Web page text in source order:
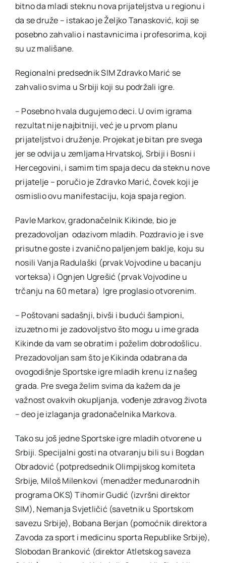
bitno da mladi steknu nova prijateljstva u regionu i
da se druže – istakao je Željko Tanasković, koji se
posebno zahvalio i nastavnicima i profesorima, koji
su uz mališane.
Regionalni predsednik SIM Zdravko Marić se
zahvalio svima u Srbiji koji su podržali igre.
– Posebno hvala dugujemo deci. U ovim igrama
rezultat nije najbitniji, već je u prvom planu
prijateljstvo i druženje. Projekat je bitan pre svega
jer se odvija u zemljama Hrvatskoj, Srbiji i Bosni i
Hercegovini, i samim tim spaja decu da steknu nove
prijatelje – poručio je Zdravko Marić, čovek koji je
osmislio ovu manifestaciju, koja spaja region.
Pavle Markov, gradonačelnik Kikinde, bio je
prezadovoljan odazivom mladih. Pozdravio je i sve
prisutne goste i zvanično paljenjem baklje, koju su
nosili Vanja Radulaški (prvak Vojvodine u bacanju
vorteksa) i Ognjen Ugrešić (prvak Vojvodine u
trčanju na 60 metara) Igre proglasio otvorenim.
– Poštovani sadašnji, bivši i budući šampioni,
izuzetno mi je zadovoljstvo što mogu u ime grada
Kikinde da vam se obratim i poželim dobrodošlicu.
Prezadovoljan sam što je Kikinda odabrana da
ovogodišnje Sportske igre mladih krenu iz našeg
grada. Pre svega želim svima da kažem da je
važnost ovakvih okupljanja, vođenje zdravog života
– deo je izlaganja gradonačelnika Markova.
Tako su još jedne Sportske igre mladih otvorene u
Srbiji. Specijalni gosti na otvaranju bili su i Bogdan
Obradović (potpredsednik Olimpijskog komiteta
Srbije, Miloš Milenkovi (menadžer međunarodnih
programa OKS) Tihomir Gudić (izvršni direktor
SIM), Nemanja Svjetličić (savetnik u Sportskom
savezu Srbije), Bobana Berjan (pomoćnik direktora
Zavoda za sport i medicinu sporta Republike Srbije),
Slobodan Branković (direktor Atletskog saveza